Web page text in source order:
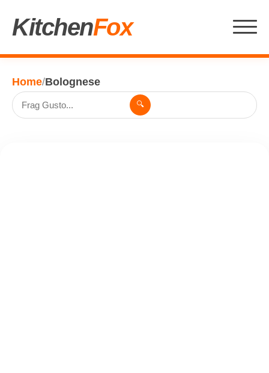
KitchenFox
Home/Bolognese
🔍